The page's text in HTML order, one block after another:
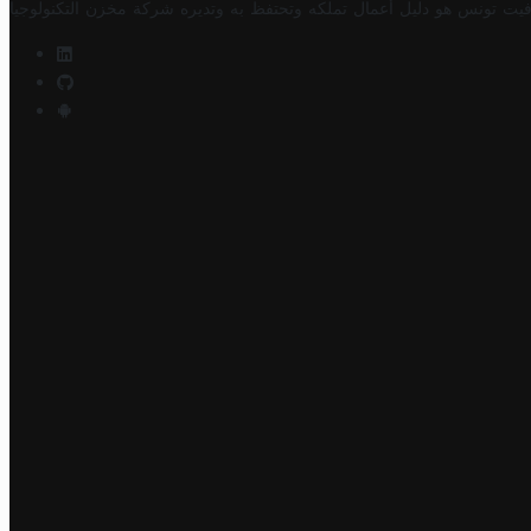
تونس هو دليل أعمال تملكه وتحتفظ به وتديره شركة مخزن التكنولوجيا